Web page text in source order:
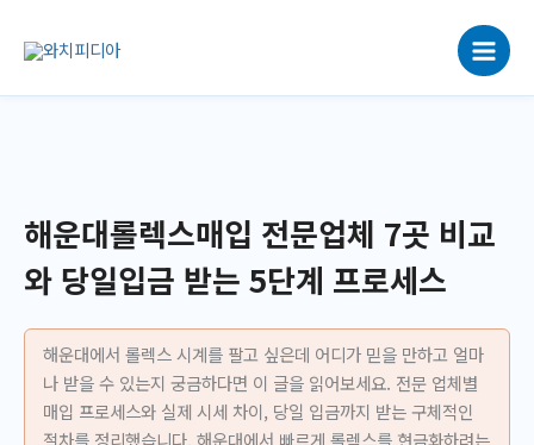
로
해운대롤렉스매입 전문업체 7곳 비교
와 당일입금 받는 5단계 프로세스
해운대에서 롤렉스 시계를 팔고 싶은데 어디가 믿을 만하고 얼마
나 받을 수 있는지 궁금하다면 이 글을 읽어보세요. 전문 업체별
매입 프로세스와 실제 시세 차이, 당일 입금까지 받는 구체적인
절차를 정리했습니다. 해운대에서 빠르게 롤렉스를 현금화하려는